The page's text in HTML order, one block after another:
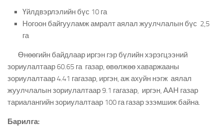
Үйлдвэрлэлийн бүс 10 га
Ногоон байгууламж амралт аялал жуулчлалын бүс 2,5
га
Өнөөгийн байдлаар иргэн гэр бүлийн хэрэгцээний
зориулалтаар 60.65 га газар, өвөлжөө хаваржааны
зориулалтаар 4.41 гагазар, иргэн, аж ахуйн нэгж аялал
жуулчлалын зориулалтаар 9.1 гагазар, иргэн, ААН газар
тариалангийн зориулалтаар 100 га газар эзэмшиж байна.
Барилга: